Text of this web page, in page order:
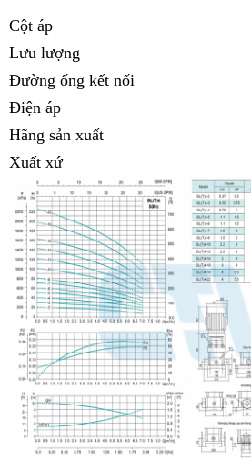
Cột áp
Lưu lượng
Đường ống kết nối
Điện áp
Hãng sản xuất
Xuất xứ